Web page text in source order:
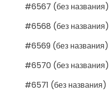
#6567 (без названия)
#6568 (без названия)
#6569 (без названия)
#6570 (без названия)
#6571 (без названия)